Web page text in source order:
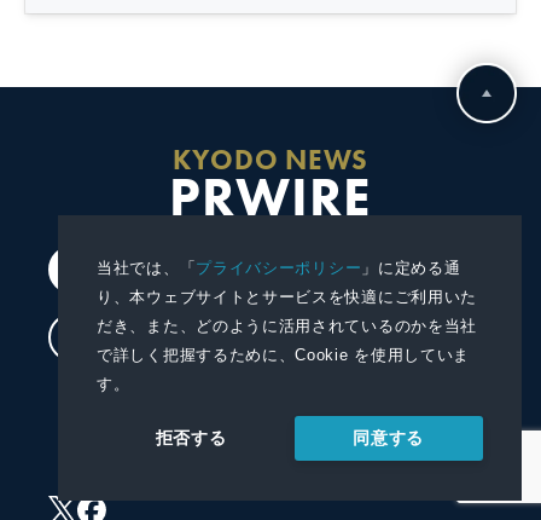
当社では、「プライバシーポリシー 」に定める通
り、本ウェブサイトとサービスを快適にご利用いた
だき、また、どのように活用されているのかを当社
で詳しく把握するために、Cookie を使用していま
す。
拒否する 同意する
KYODO NEWS
PRWIRE
会員登録
ログイン
プレスリリースを受信する